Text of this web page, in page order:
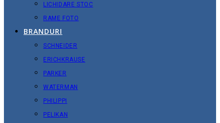
LICHIDARE STOC
RAME FOTO
BRANDURI
SCHNEIDER
ERICHKRAUSE
PARKER
WATERMAN
PHILIPPI
PELIKAN